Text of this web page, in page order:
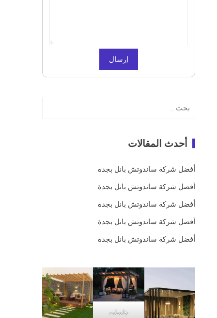
عن:
أحدث المقالات
أفضل شركة ساندوتش بانل بجدة
أفضل شركة ساندوتش بانل بجدة
أفضل شركة ساندوتش بانل بجدة
أفضل شركة ساندوتش بانل بجدة
أفضل شركة ساندوتش بانل بجدة
جلسات